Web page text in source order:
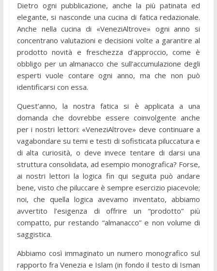
Dietro ogni pubblicazione, anche la più patinata ed
elegante, si nasconde una cucina di fatica redazionale.
Anche nella cucina di «VeneziAltrove» ogni anno si
concentrano valutazioni e decisioni volte a garantire al
prodotto novità e freschezza d’approccio, come è
obbligo per un almanacco che sull’accumulazione degli
esperti vuole contare ogni anno, ma che non può
identificarsi con essa.
Quest’anno, la nostra fatica si è applicata a una
domanda che dovrebbe essere coinvolgente anche
per i nostri lettori: «VeneziAltrove» deve continuare a
vagabondare su temi e testi di sofisticata piluccatura e
di alta curiosità, o deve invece tentare di darsi una
struttura consolidata, ad esempio monografica? Forse,
ai nostri lettori la logica fin qui seguita può andare
bene, visto che piluccare è sempre esercizio piacevole;
noi, che quella logica avevamo inventato, abbiamo
avvertito l’esigenza di offrire un “prodotto” più
compatto, pur restando “almanacco” e non volume di
saggistica.
Abbiamo così immaginato un numero monografico sul
rapporto fra Venezia e Islam (in fondo il testo di Isman